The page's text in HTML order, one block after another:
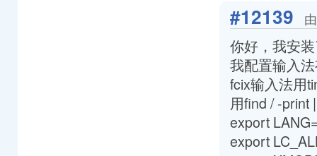
#12139
你好，我安
我配置输入
fcix输入法用
用find / -print
export
export